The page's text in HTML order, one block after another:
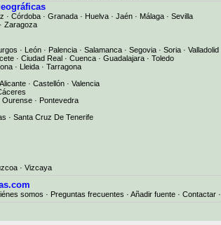
· Córdoba · Granada · Huelva · Jaén · Málaga · Sevilla
· Zaragoza
· León · Palencia · Salamanca · Segovia · Soria · Valladolid
· Ciudad Real · Cuenca · Guadalajara · Toledo
· Lleida · Tarragona
Alicante · Castellón · Valencia
Ourense · Pontevedra
· Santa Cruz De Tenerife
· Vizcaya
somos · Preguntas frecuentes · Añadir fuente · Contactar ·